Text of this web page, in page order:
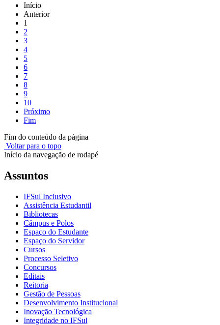
Início
Anterior
1
2
3
4
5
6
7
8
9
10
Próximo
Fim
Fim do conteúdo da página
Voltar para o topo
Início da navegação de rodapé
Assuntos
IFSul Inclusivo
Assistência Estudantil
Bibliotecas
Câmpus e Polos
Espaço do Estudante
Espaço do Servidor
Cursos
Processo Seletivo
Concursos
Editais
Reitoria
Gestão de Pessoas
Desenvolvimento Institucional
Inovação Tecnológica
Integridade no IFSul